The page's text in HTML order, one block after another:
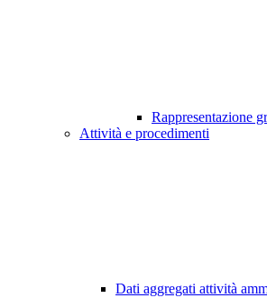
Rappresentazione
Attività e procedimenti
Dati aggregati attività